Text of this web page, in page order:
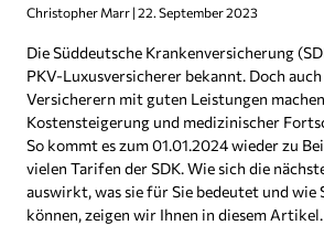
Christopher Marr 22. September 2023
Die Süddeutsche Krankenversicherung
PKV-Luxusversicherer bekannt. Doch
Versicherern mit guten Leistungen
Kostensteigerung und medizinischer
So kommt es zum 01.01.2024 wieder zu
vielen Tarifen der SDK. Wie sich die
auswirkt, was sie für Sie bedeutet und wie
können, zeigen wir Ihnen in diesem Artikel.